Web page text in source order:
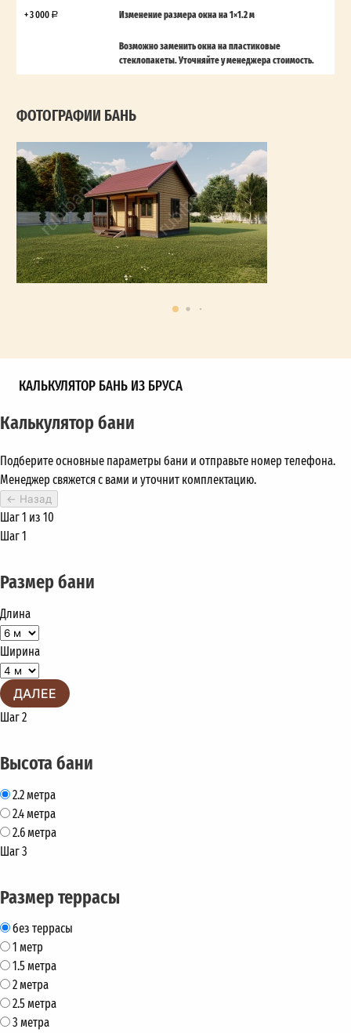
+ 3 000 Изменение размера окна на 1×1.2 м
Возможно заменить окна на пластиковые
стеклопакеты. Уточняйте у менеджера стоимость.
ФОТОГРАФИИ БАНЬ
КАЛЬКУЛЯТОР БАНЬ ИЗ БРУСА
Калькулятор бани
Подберите основные параметры бани и отправьте номер телефона.
Менеджер свяжется с вами и уточнит комплектацию.
← Назад
Шаг 1 из 10
Шаг 1
Размер бани
Длина
Ширина
ДАЛЕЕ
Шаг 2
Высота бани
2.2 метра
2.4 метра
2.6 метра
Шаг 3
Размер террасы
без террасы
1 метр
1.5 метра
2 метра
2.5 метра
3 метра